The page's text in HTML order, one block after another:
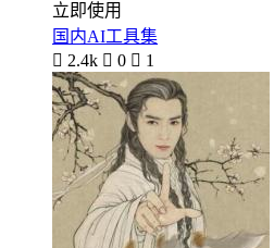
立即使用
国内AI工具集
 2.4k  0  1